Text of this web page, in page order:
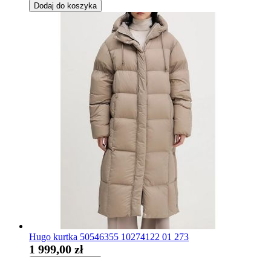
Dodaj do koszyka
Hugo kurtka 50546355 10274122 01 273
1 999,00 zł